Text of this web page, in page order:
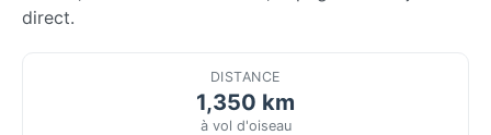
direct.
DISTANCE
1,350 km
à vol d'oiseau